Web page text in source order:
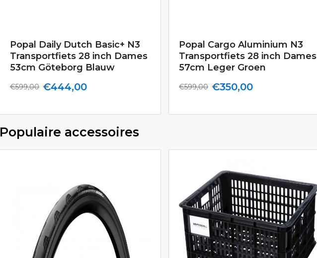
Popal Daily Dutch Basic+ N3
Transportfiets 28 inch Dames
53cm Göteborg Blauw
€444,00
€599,00
Popal Cargo Aluminium N3
Transportfiets 28 inch Dames
57cm Leger Groen
€350,00
€599,00
Populaire accessoires